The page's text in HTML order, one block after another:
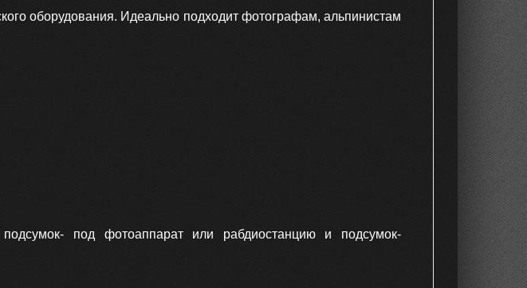
оборудования. Идеально подходит фотографам, альпинистам
подсумок- под фотоаппарат или рабдиостанцию и подсумок-